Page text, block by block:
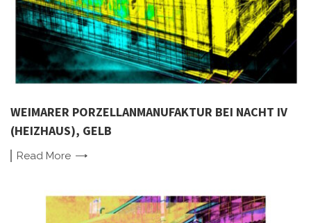
WEIMARER PORZELLANMANUFAKTUR BEI NACHT IV
(HEIZHAUS), GELB
Read More